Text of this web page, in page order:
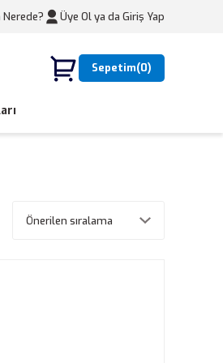
Üye Ol ya da Giriş Yap
Sepetim 0